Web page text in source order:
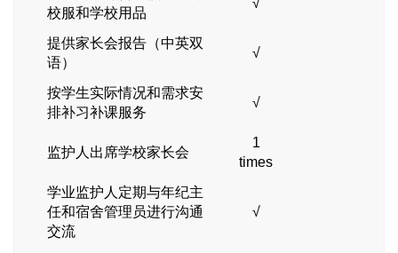
校服和学校用品
√
提供家长会报告（中英双
语）
√
按学生实际情况和需求安
排补习补课服务
√
监护人出席学校家长会
1
times
学业监护人定期与年纪主
任和宿舍管理员进行沟通
交流
√